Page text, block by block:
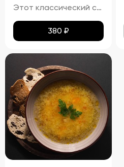
Этот классический суп характеризуется гармонией насыщенных вкусов и разнообразия текстур. Бульон обладает плотной кремообразной структурой благодаря использованию сливочного масла, что усиливает мясной аромат. В нём гармонично сочетаются мягкие кусочки говядины, овощи, такие как морковь и лук, и макароны, сохраняющие свою текстуру мягкой и эластичной, но не превращаясь в кашу. Поверхность украшена каплями зелёного масла и мелкой петрушкой, добавляющей супу яркие зелёные акценты и свежие травяные ноты.
380 ₽